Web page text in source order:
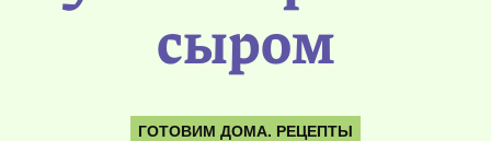
сыром
ГОТОВИМ ДОМА. РЕЦЕПТЫ